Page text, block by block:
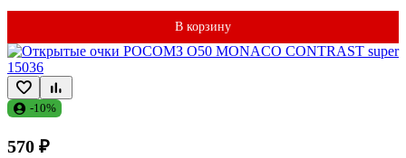
В корзину
-10%
570 ₽